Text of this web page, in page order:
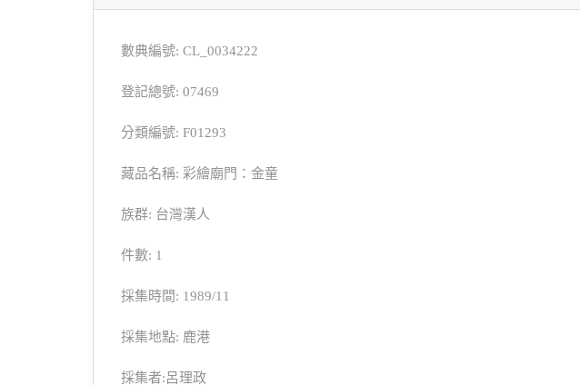
數典編號: CL_0034222
登記總號: 07469
分類編號: F01293
藏品名稱: 彩繪廟門：金童
族群: 台灣漢人
件數: 1
採集時間: 1989/11
採集地點: 鹿港
採集者:呂理政